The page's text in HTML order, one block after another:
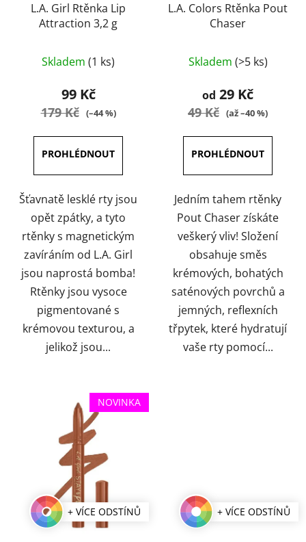
L.A. Girl Rtěnka Lip
Attraction 3,2 g
hodnocení
produktu
je
5
hvězdiček.
Skladem (1 ks)
99 Kč
179 Kč (–44 %)
Šťavnatě lesklé rty jsou
opět zpátky, a tyto
rtěnky s magnetickým
zavíráním od L.A. Girl
jsou naprostá bomba!
Rtěnky jsou vysoce
pigmentované s
krémovou texturou, a
jelikož jsou...
L.A. Colors Rtěnka Pout
Chaser
hodnocení
produktu
5
hvězdiček.
Skladem (>5 ks)
od 29 Kč
49 Kč (až –40 %)
Jedním tahem rtěnky
Pout Chaser získáte
veškerý vliv! Složení
obsahuje směs
krémových, bohatých
saténových povrchů a
jemných, reflexních
třpytek, které hydratují
vaše rty pomocí...
NOVINKA
+ VÍCE ODSTÍNŮ + VÍCE ODSTÍNŮ